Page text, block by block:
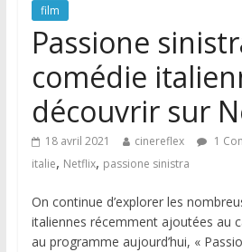
film
Passione
comédie
découvrir sur
18 avril 2021 cinereflex 1
italie, Netflix, passione sinistra
On continue d’explorer les
italiennes récemment ajoutées au
au programme aujourd’hui, «